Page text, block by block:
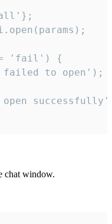
'fail') {
to open');
chat window.